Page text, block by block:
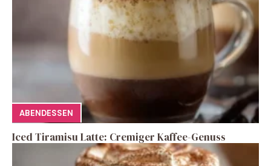
ABENDESSEN
Iced Tiramisu Latte: Cremiger Kaffee-Genuss